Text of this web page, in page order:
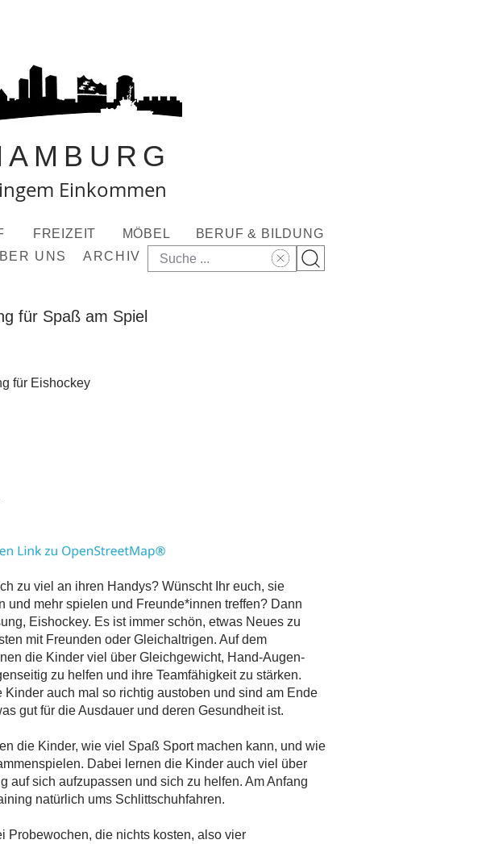
Einkommen
FREIZEIT
UNS
MÖBEL
ARCHIV
BERUF & BILDUNG
für Spaß am Spiel
für Eishockey
zu viel an ihren Handys? Wünscht Ihr euch, sie
und mehr spielen und Freunde*innen treffen? Dann
Eishockey. Es ist immer schön, etwas Neues zu
mit Freunden oder Gleichaltrigen. Auf dem
die Kinder viel über Gleichgewicht, Hand-Augen-
zu helfen und ihre Teamfähigkeit zu stärken.
Kinder auch mal so richtig austoben und sind am Ende
gut für die Ausdauer und deren Gesundheit ist.
die Kinder, wie viel Spaß Sport machen kann, und wie
Dabei lernen die Kinder auch viel über
auf sich aufzupassen und sich zu helfen. Am Anfang
natürlich ums Schlittschuhfahren.
Probewochen, die nichts kosten, also vier